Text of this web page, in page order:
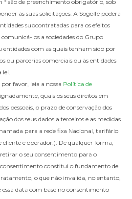
* são de preenchimento obrigatório, sob
às suas solicitações. A Sogolfe poderá
subcontratadas para os efeitos
los a sociedades do Grupo
com as quais tenham sido por
ou parcerias comerciais ou às entidades
lei.
favor, leia a nossa Política de
quais os seus direitos em
pessoais, o prazo de conservação dos
dos seus dados a terceiros e as medidas
para a rede fixa Nacional, tarifário
cliente e operador.). De qualquer forma,
o seu consentimento para o
constitui o fundamento de
o que não invalida, no entanto,
data com base no consentimento